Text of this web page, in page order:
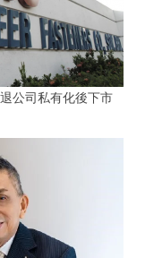
公司私有化後下市